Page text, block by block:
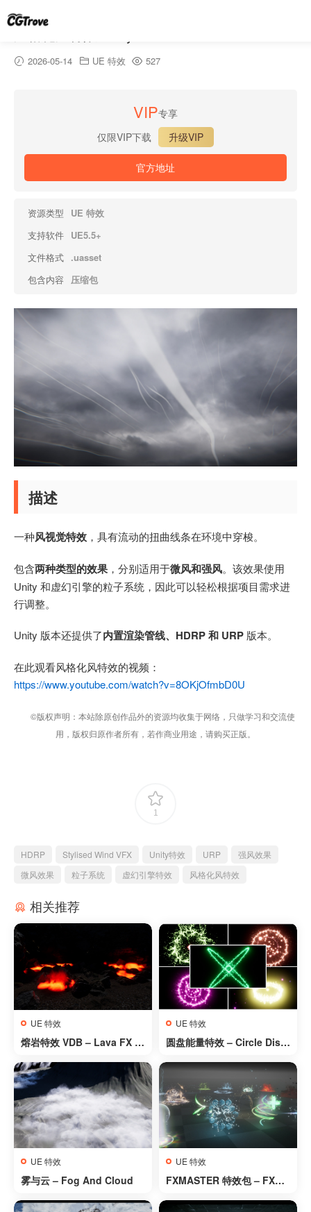
2026-05-14 UE 特效 527
VIP专享
仅限VIP下载
升级VIP
官方地址
资源类型
UE 特效
支持软件 UE5.5+
文件格式 .uasset
包含内容
压缩包
描述
一种风视觉特效 ，具有流动的扭曲线条在环境中穿梭。
包含两种类型的效果 ，分别适用于微风和强风。该效果使用
Unity 和虚幻引擎的粒子系统，因此可以轻松根据项目需求进
行调整。
Unity 版本还提供了内置渲染管线、HDRP 和 URP 版本。
在此观看风格化风特效的视频：
https://www.youtube.com/watch?v=8OKjOfmbD0U
©版权声明：本站除原创作品外的资源均收集于网络，只做学习和交流使
用，版权归原作者所有，若作商业用途，请购买正版。
1
HDRP Stylised Wind VFX Unity特效 URP
强风效果
微风效果
粒子系统 虚幻引擎特效 风格化风特效
相关推荐
UE 特效
熔岩特效 VDB – Lava FX V
UE 特效
圆盘能量特效 – Circle Disk
UE 特效
雾与云 – Fog And Cloud
UE 特效
FXMASTER 特效包 – FXMA